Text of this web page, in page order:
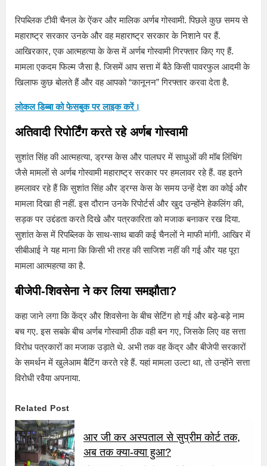
रिपब्लिक टीवी चैनल के ऐंकर और मालिक अर्णब गोस्वामी. पिछले कुछ समय से
महाराष्ट्र सरकार उनके और वह महाराष्ट्र सरकार के निशाने पर हैं.
आखिरकार, एक आत्महत्या के केस में अर्णब गोस्वामी गिरफ्तार किए गए हैं.
मामला एकदम फिल्म जैसा है. जिसमें आप सत्ता में बैठे किसी पावरफुल आदमी के
खिलाफ कुछ बोलते हैं और वह आपको “कानूनन” गिरफ्तार करवा देता है.
लोकल डिब्बा को फेसबुक पर लाइक करें।
अतिवादी रिपोर्टिंग करते रहे अर्णब गोस्वामी
सुशांत सिंह की आत्महत्या, ड्रग्स केस और पालघर में साधुओं की मॉब लिंचिंग
जैसे मामलों से अर्णब गोस्वामी महाराष्ट्र सरकार पर हमलावर रहे हैं. वह इतने
हमलावर रहे हैं कि सुशांत सिंह और ड्रग्स केस के समय उन्हें देश का कोई और
मामला दिखा ही नहीं. इस दौरान उनके रिपोर्टर्स और खुद उन्होंने हेकलिंग की,
सड़क पर उद्दंडता करते दिखे और पत्रकारिता को मजाक बनाकर रख दिया.
सुशांत केस में रिपब्लिक के साथ-साथ बाकी कई चैनलों ने माफी मांगी. आखिर में
सीबीआई ने यह माना कि किसी भी तरह की साजिश नहीं की गई और यह पूरा
मामला आत्महत्या का है.
बीजेपी-शिवसेना ने कर लिया समझौता?
कहा जाने लगा कि केंद्र और शिवसेना के बीच सेटिंग हो गई और बड़े-बड़े नाम
बच गए. इस सबके बीच अर्णब गोस्वामी ठीक वही बन गए, जिसके लिए वह सत्ता
विरोध पत्रकारों का मजाक उड़ाते थे. अभी तक वह केंद्र और बीजेपी सरकारों
के समर्थन में खुलेआम बैटिंग करते रहे हैं. यहां मामला उल्टा था, तो उन्होंने सत्ता
विरोधी रवैया अपनाया.
Related Post
आर जी कर अस्पताल से सुप्रीम कोर्ट तक,
अब तक क्या-क्या हुआ?